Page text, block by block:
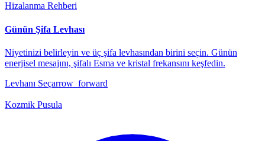
Hizalanma Rehberi
Günün Şifa Levhası
Niyetinizi belirleyin ve üç şifa levhasından birini seçin. Günün
enerjisel mesajını, şifalı Esma ve kristal frekansını keşfedin.
Levhanı Seçarrow_forward
Kozmik Pusula